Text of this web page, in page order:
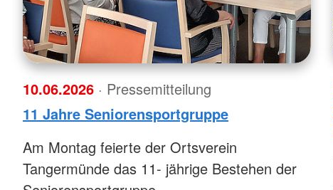
10.06.2026 · Pressemitteilung
11 Jahre Seniorensportgruppe
Am Montag feierte der Ortsverein
Tangermünde das 11- jährige Bestehen der